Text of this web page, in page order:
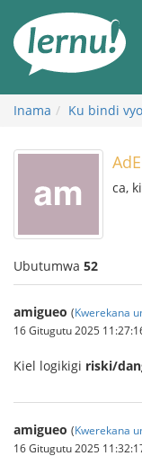
rupapuro
rw'ibirimwo
Inama Ku bindi
ca,
Ubutumwa 52
amigueo (Kwerekana
16 Gitugutu 2025
Kiel logikigi riski/
amigueo (Kwerekana
16 Gitugutu 2025